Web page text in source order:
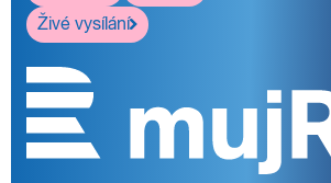
Živé vysílání